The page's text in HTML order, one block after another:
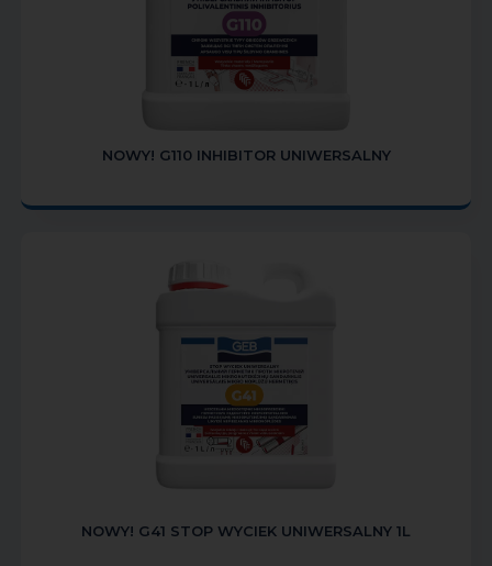
NOWY! G110 INHIBITOR UNIWERSALNY
NOWY! G41 STOP WYCIEK UNIWERSALNY 1L